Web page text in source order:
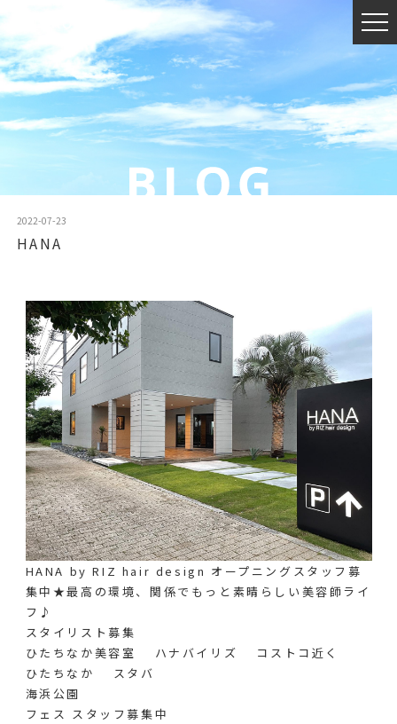
2022-07-23
HANA
HANA by RIZ hair design オープニングスタッフ募
集中★最高の環境、関係でもっと素晴らしい美容師ライ
フ♪
スタイリスト募集
ひたちなか美容室 ハナバイリズ コストコ近く
ひたちなか スタバ
海浜公園
フェス スタッフ募集中